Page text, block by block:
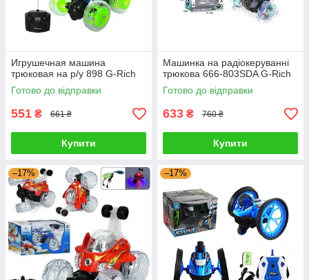
Игрушечная машина
трюковая на р/у 898 G-Rich
Готово до відправки
551 ₴ 661 ₴
Купити
Машинка на радіокеруванні
трюкова 666-803SDA G-Rich
Готово до відправки
633 ₴ 760 ₴
Купити
–17% –17%